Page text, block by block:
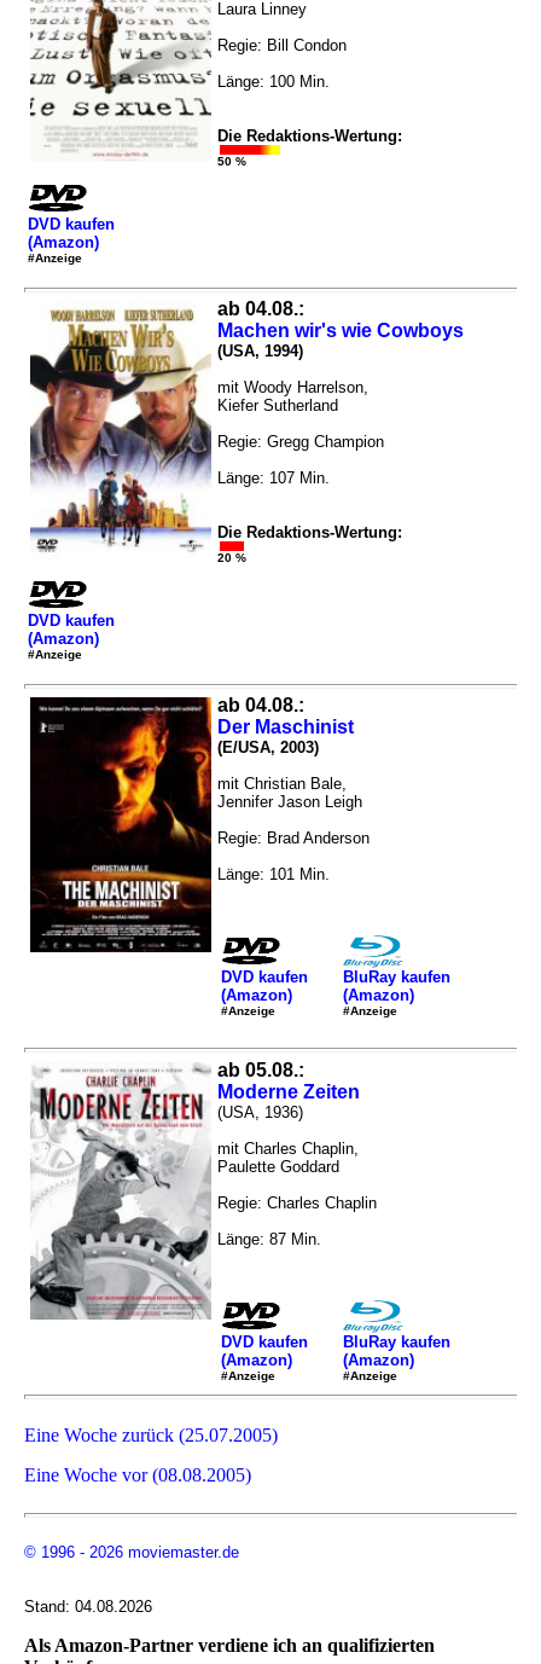
Laura Linney
Regie: Bill Condon
Länge: 100 Min.
Die Redaktions-Wertung:
50 %
DVD kaufen
(Amazon)
#Anzeige
ab 04.08.:
Machen wir's wie Cowboys
(USA, 1994)
mit Woody Harrelson,
Kiefer Sutherland
Regie: Gregg Champion
Länge: 107 Min.
Die Redaktions-Wertung:
20 %
DVD kaufen
(Amazon)
#Anzeige
ab 04.08.:
Der Maschinist
(E/USA, 2003)
mit Christian Bale,
Jennifer Jason Leigh
Regie: Brad Anderson
Länge: 101 Min.
DVD kaufen
(Amazon)
#Anzeige
BluRay kaufen
(Amazon)
#Anzeige
ab 05.08.:
Moderne Zeiten
(USA, 1936)
mit Charles Chaplin,
Paulette Goddard
Regie: Charles Chaplin
Länge: 87 Min.
DVD kaufen
(Amazon)
#Anzeige
BluRay kaufen
(Amazon)
#Anzeige
Eine Woche zurück (25.07.2005)
Eine Woche vor (08.08.2005)
© 1996 - 2026 moviemaster.de
Stand: 04.08.2026
Als Amazon-Partner verdiene ich an qualifizierten